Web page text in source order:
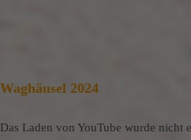
Waghäusel 2024
Das Laden von YouTube wurde nicht